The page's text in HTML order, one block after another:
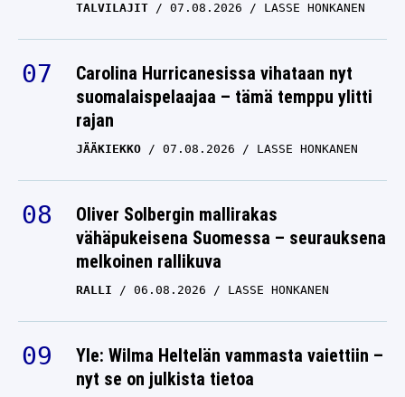
TALVILAJIT 07.08.2026 LASSE HONKANEN
Carolina Hurricanesissa vihataan nyt
suomalaispelaajaa – tämä temppu ylitti
rajan
JÄÄKIEKKO 07.08.2026 LASSE HONKANEN
Oliver Solbergin mallirakas
vähäpukeisena Suomessa – seurauksena
melkoinen rallikuva
RALLI 06.08.2026 LASSE HONKANEN
Yle: Wilma Heltelän vammasta vaiettiin –
nyt se on julkista tietoa